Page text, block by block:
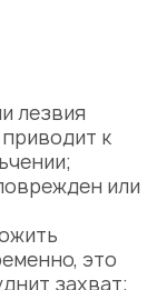
лезвия
к
или
это
захват;